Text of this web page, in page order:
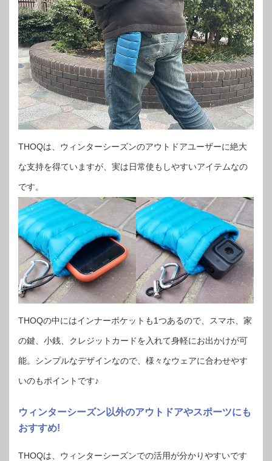
THOQは、ウィンターシーズンのアウトドアユーザーに絶大
な支持を得ていますが、実は日常使もしやすいアイテムなの
です。
THOQの中にはインナーポケットも1つあるので、スマホ、家
の鍵、小銭、クレジットカードを入れて身軽にお出かけが可
能。シンプルなデザインなので、様々なウェアに合わせやす
いのもポイントです♪
ウィンターシーズン以外のアウトドアやスポーツにも
おすすめ!
THOQは、ウィンターシーズンでの活用が分かりやすいです